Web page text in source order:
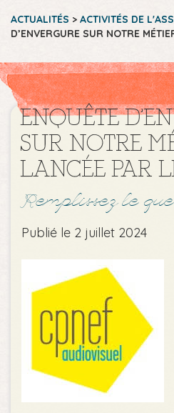
ACTUALITÉS > ACTIVITÉS DE
D’ENVERGURE SUR NOTRE
ENQUÊTE
SUR NOTRE
LANCÉE PAR
Remplissez le
Publié le 2 juillet 2024